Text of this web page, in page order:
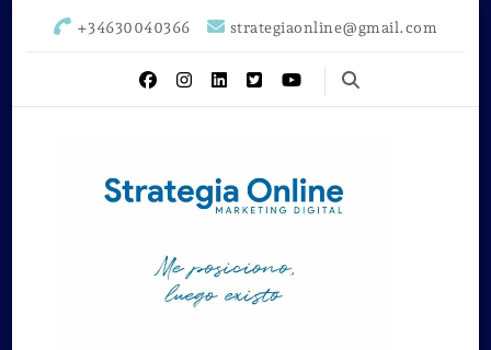
+34630040366 strategiaonline@gmail.com